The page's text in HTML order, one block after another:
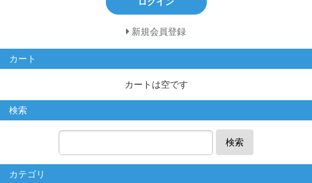
新規会員登録
カート
カートは空です
検索
検索
カテゴリ